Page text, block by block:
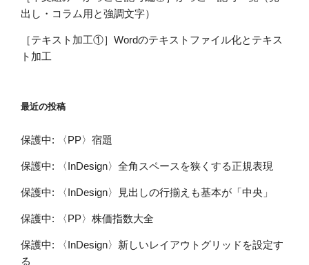
出し・コラム用と強調文字）
［テキスト加工①］Wordのテキストファイル化とテキス
ト加工
最近の投稿
保護中: 〈PP〉宿題
保護中: 〈InDesign〉全角スペースを狭くする正規表現
保護中: 〈InDesign〉見出しの行揃えも基本が「中央」
保護中: 〈PP〉株価指数大全
保護中: 〈InDesign〉新しいレイアウトグリッドを設定す
る